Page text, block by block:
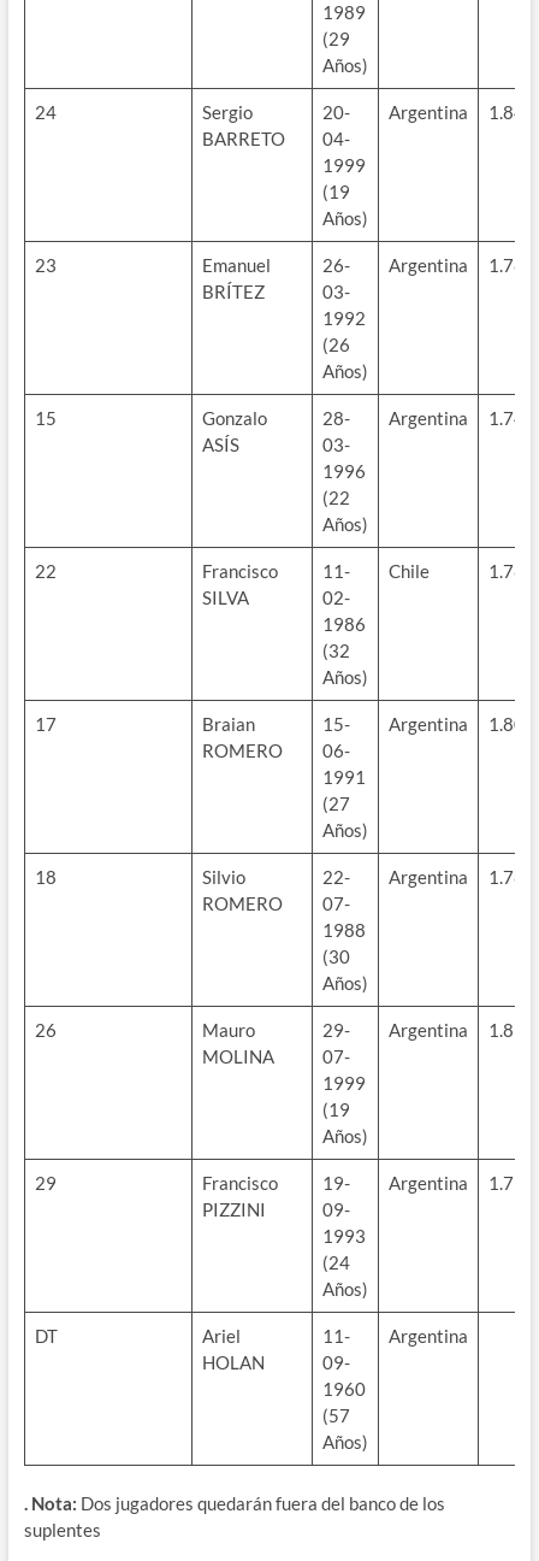
1989
(29
Años)
24
Sergio
BARRETO
20-
04-
1999
(19
Años)
Argentina 1.84m
23
Emanuel
BRÍTEZ
26-
03-
1992
(26
Años)
Argentina 1.78m
15
Gonzalo
ASÍS
28-
03-
1996
(22
Años)
Argentina 1.74m
22
Francisco
SILVA
11-
02-
1986
(32
Años)
Chile 1.78m
17
Braian
ROMERO
15-
06-
1991
(27
Años)
Argentina 1.80m
18
Silvio
ROMERO
22-
07-
1988
(30
Años)
Argentina 1.78m
26
Mauro
MOLINA
29-
07-
1999
(19
Años)
Argentina 1.83m
29
Francisco
PIZZINI
19-
09-
1993
(24
Años)
Argentina 1.79m
DT
Ariel
HOLAN
11-
09-
1960
(57
Años)
Argentina
. Nota: Dos jugadores quedarán fuera del banco de los
suplentes